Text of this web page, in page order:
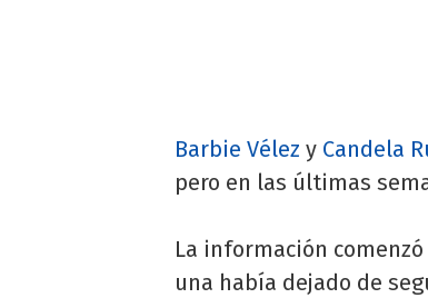
Barbie Vélez y Candela
pero en las últimas
La información
una había dejado de